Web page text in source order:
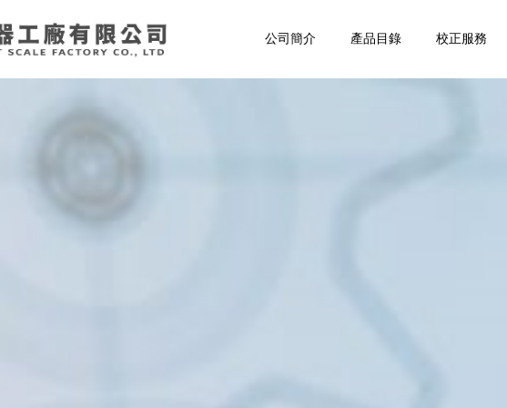
公司簡介 產品目錄 校正服務